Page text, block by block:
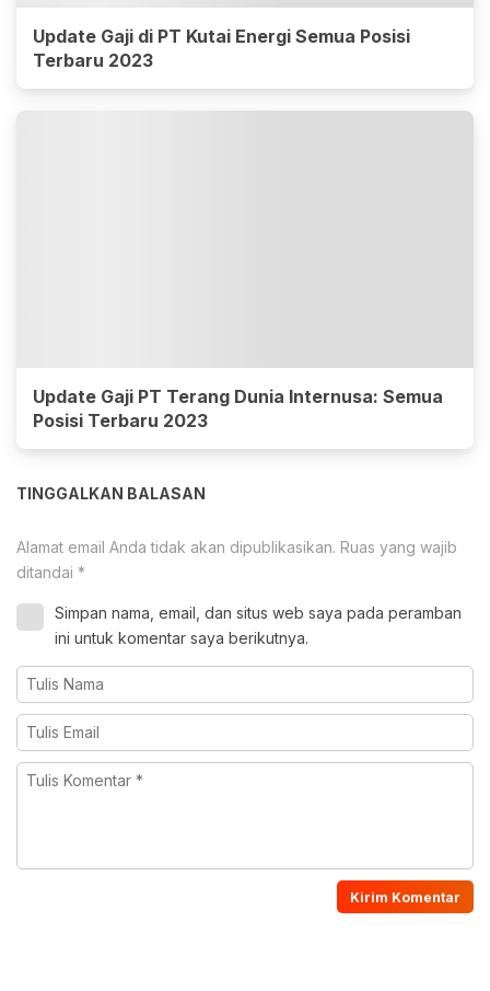
Update Gaji di PT Kutai Energi Semua Posisi
Terbaru 2023
Update Gaji PT Terang Dunia Internusa: Semua
Posisi Terbaru 2023
TINGGALKAN BALASAN
Alamat email Anda tidak akan dipublikasikan. Ruas yang wajib
ditandai *
Simpan nama, email, dan situs web saya pada peramban
ini untuk komentar saya berikutnya.